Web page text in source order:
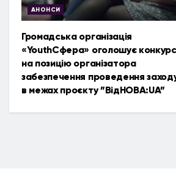
АНОНСИ
Громадська організація
«YouthСфера» оголошує конкурс
на позицію організатора
забезпечення проведення
в межах проєкту ”ВідНОВА:UA”